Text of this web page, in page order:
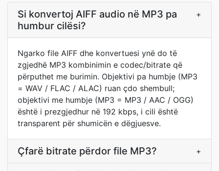
Si konvertoj AIFF audio në MP3 pa
humbur cilësi?
+
Ngarko file AIFF dhe konvertuesi ynë do të
zgjedhë MP3 kombinimin e codec/bitrate që
përputhet me burimin. Objektivi pa humbje (MP3
= WAV / FLAC / ALAC) ruan çdo shembull;
objektivi me humbje (MP3 = MP3 / AAC / OGG)
është i prezgjedhur në 192 kbps, i cili është
transparent për shumicën e dëgjuesve.
Çfarë bitrate përdor file MP3? +